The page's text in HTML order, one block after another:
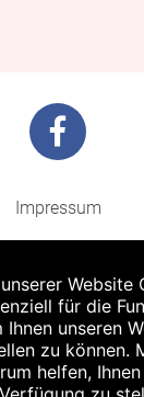
Impressum
Datenschutz
Kontakt
Bildnachweis
Website
für die
Ihnen unseren
zu können.
helfen,